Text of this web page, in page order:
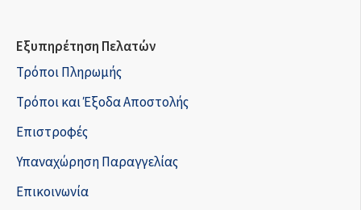
Εξυπηρέτηση Πελατών
Τρόποι Πληρωμής
Τρόποι και Έξοδα Αποστολής
Επιστροφές
Υπαναχώρηση Παραγγελίας
Επικοινωνία